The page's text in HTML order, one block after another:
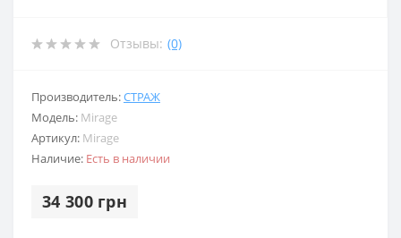
Отзывы: (0)
Производитель:СТРАЖ
Модель: Mirage
Артикул: Mirage
Наличие: Есть в наличии
34 300 грн